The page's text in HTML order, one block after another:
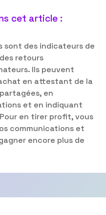
cet article :
sont des indicateurs de
retours
Ils peuvent
en attestant de la
en
et en indiquant
en tirer profit, vous
communications et
encore plus de